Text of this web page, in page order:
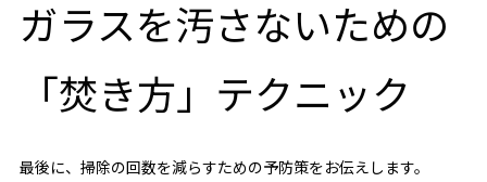
ガラスを汚さないための
「焚き方」テクニック
最後に、掃除の回数を減らすための予防策をお伝えします。